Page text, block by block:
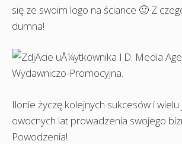
się ze swoim logo na ściance 🙂 Z
dumna!
Ilonie życzę kolejnych sukcesów i wielu
owocnych lat prowadzenia swojego
Powodzenia!